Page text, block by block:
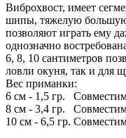
Виброхвост, имеет
шипы, тяжелую
позволяют играть ему
однозначно
6, 8, 10 сантиметров
ловли окуня, так и для
Вес приманки:
6 см - 1,5 гр.
8 см - 3,4 гр.
10 см - 6,5 гр.